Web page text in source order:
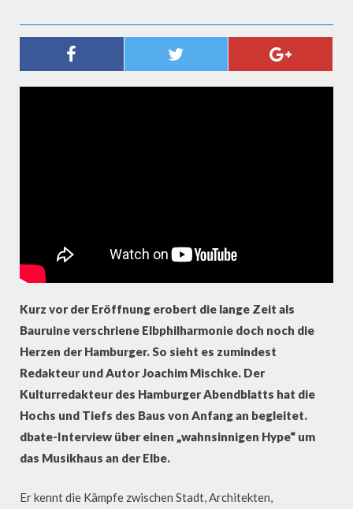
"EIN WAHNSINNIGER HYPE" -
JOACHIM MISCHKE ÜBER DIE
ELBPHILHARMONIE
Kurz vor der Eröffnung erobert die lange Zeit als
Bauruine verschriene Elbphilharmonie doch noch die
Herzen der Hamburger. So sieht es zumindest
Redakteur und Autor Joachim Mischke. Der
Kulturredakteur des Hamburger Abendblatts hat die
Hochs und Tiefs des Baus von Anfang an begleitet.
dbate-Interview über einen „wahnsinnigen Hype“ um
das Musikhaus an der Elbe.
Er kennt die Kämpfe zwischen Stadt, Architekten,